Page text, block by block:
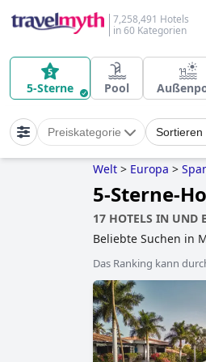
7,258,491 Hotels
in 60 Kategorien
5-Sterne Pool
Preiskategorie Sortieren
Welt > Europa >
5-Sterne-
17 HOTELS IN UND
Beliebte Suchen in
Das Ranking kann